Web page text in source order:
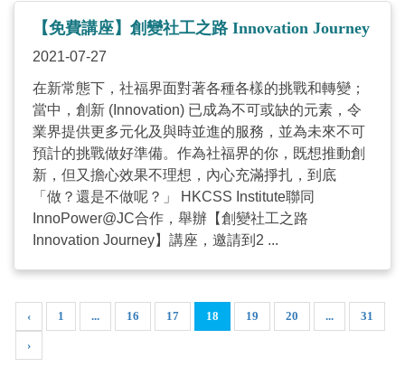
【免費講座】創變社工之路 Innovation Journey
2021-07-27
在新常態下，社福界面對著各種各樣的挑戰和轉變；
當中，創新 (Innovation) 已成為不可或缺的元素，令
業界提供更多元化及與時並進的服務，並為未來不可
預計的挑戰做好準備。作為社福界的你，既想推動創
新，但又擔心效果不理想，內心充滿掙扎，到底
「做？還是不做呢？」 HKCSS Institute聯同
InnoPower@JC合作，舉辦【創變社工之路
Innovation Journey】講座，邀請到2 ...
‹ 1 ... 16 17 18 19 20 ... 31
›